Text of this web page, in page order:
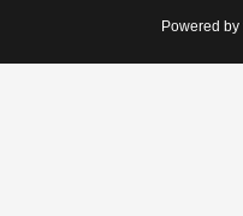
Powered by